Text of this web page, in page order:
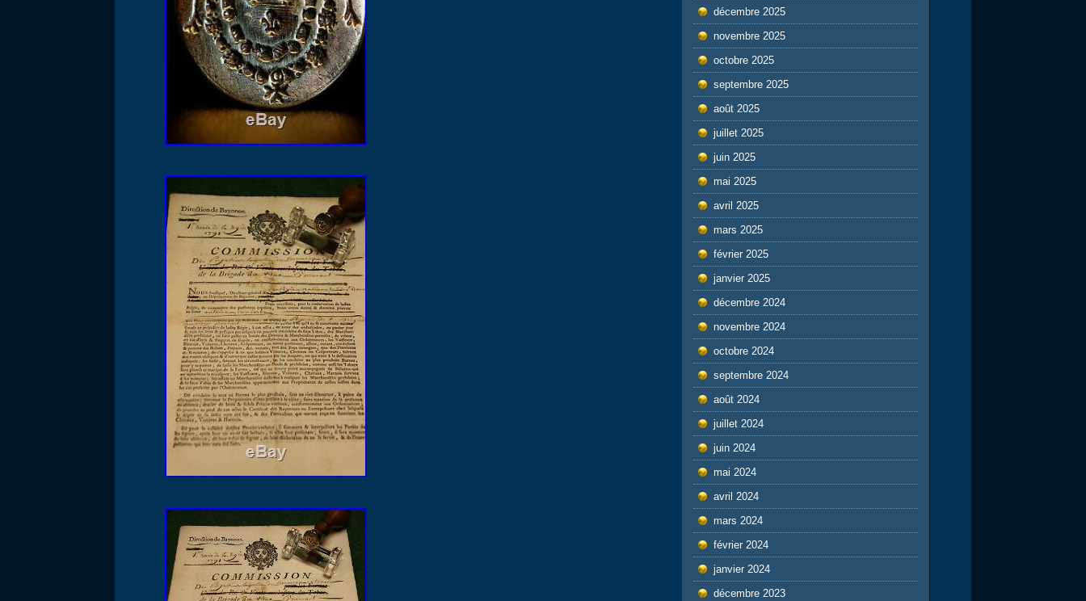
décembre 2025
novembre 2025
octobre 2025
septembre 2025
août 2025
juillet 2025
juin 2025
mai 2025
avril 2025
mars 2025
février 2025
janvier 2025
décembre 2024
novembre 2024
octobre 2024
septembre 2024
août 2024
juillet 2024
juin 2024
mai 2024
avril 2024
mars 2024
février 2024
janvier 2024
décembre 2023